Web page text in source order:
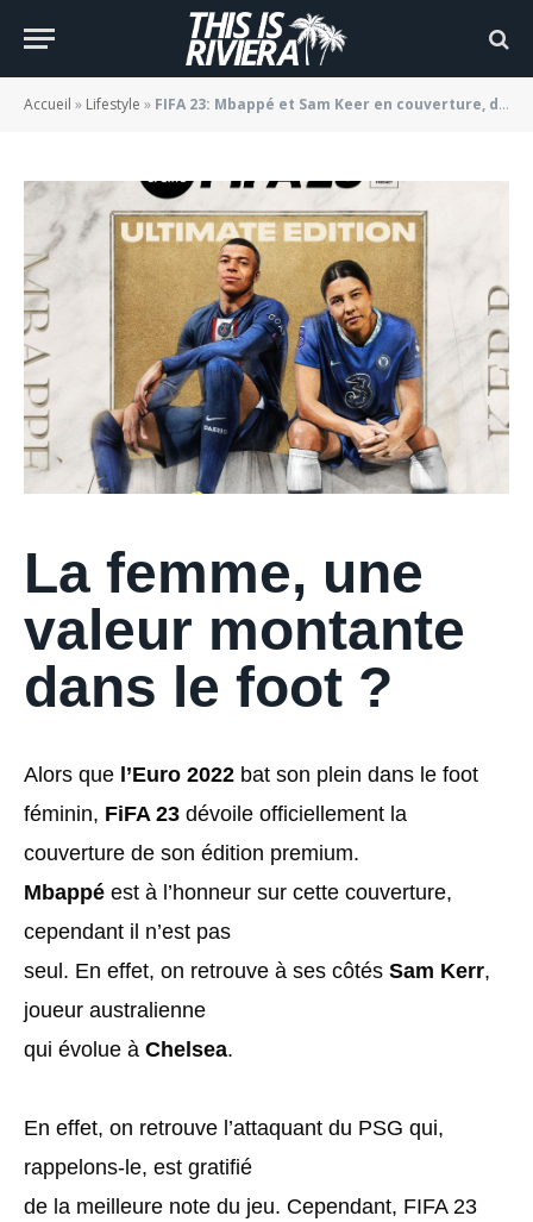
Accueil » Lifestyle » FIFA 23: Mbappé et Sam Keer en couverture, du jamais vu !
en couverture, du jamais vu !
BY JADE MORGANE BLOGGER 20/07/2022
La femme, une
valeur montante
dans le foot ?
Alors que l’Euro 2022 bat son plein dans le foot
féminin, FiFA 23 dévoile officiellement la
couverture de son édition premium.
Mbappé est à l’honneur sur cette couverture,
cependant il n’est pas
seul. En effet, on retrouve à ses côtés Sam Kerr,
joueur australienne
qui évolue à Chelsea.
En effet, on retrouve l’attaquant du PSG qui,
rappelons-le, est gratifié
de la meilleure note du jeu. Cependant, FIFA 23